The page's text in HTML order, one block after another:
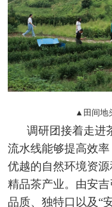
▲田间地
调研团接着走进
流水线能够提高效率
优越的自然环境资
精品茶产业。由安
品质、独特口以及“